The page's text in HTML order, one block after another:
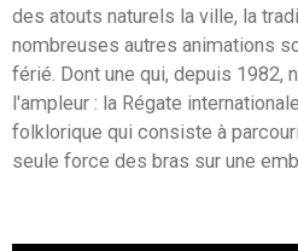
des atouts naturels la ville, la
nombreuses autres animations
férié. Dont une qui, depuis 1982,
l'ampleur : la Régate
folklorique qui consiste à
seule force des bras sur une